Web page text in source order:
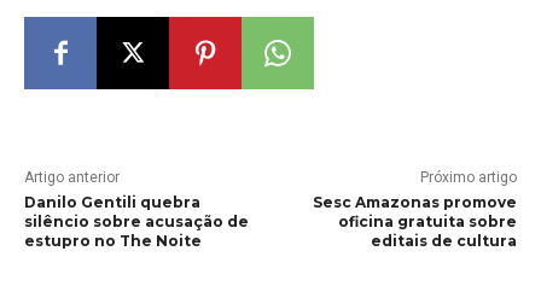
Artigo anterior
Danilo Gentili quebra
silêncio sobre acusação de
estupro no The Noite
Próximo artigo
Sesc Amazonas promove
oficina gratuita sobre
editais de cultura